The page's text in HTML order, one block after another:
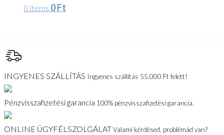
0 items 0Ft
INGYENES SZÁLLÍTÁS Ingyenes szállítás 55.000 Ft felett!
Pénzvisszafizetési garancia 100% pénzvisszafizetési garancia.
ONLINE ÜGYFÉLSZOLGÁLATValami kérdésed, problémád van?